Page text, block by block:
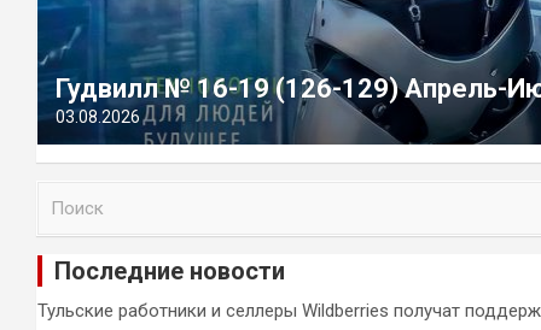
Гудвилл № 16-19 (126-129) Апрель-
03.08.2026
и
Последние новости
Тульские работники и селлеры Wildberries получат